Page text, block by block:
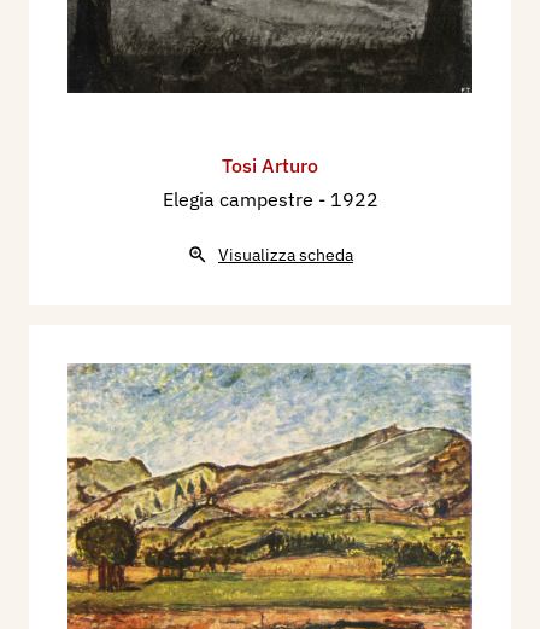
Tosi Arturo
Elegia campestre - 1922
Visualizza scheda